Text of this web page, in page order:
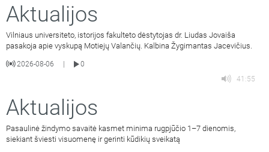
Aktualijos
Vilniaus universiteto, istorijos fakulteto dėstytojas dr. Liudas Jovaiša
pasakoja apie vyskupą Motiejų Valančių. Kalbina Žygimantas Jacevičius.
2026-08-06
0
41:55
Aktualijos
Pasaulinė žindymo savaitė kasmet minima rugpjūčio 1–7 dienomis,
siekiant šviesti visuomenę ir gerinti kūdikių sveikatą